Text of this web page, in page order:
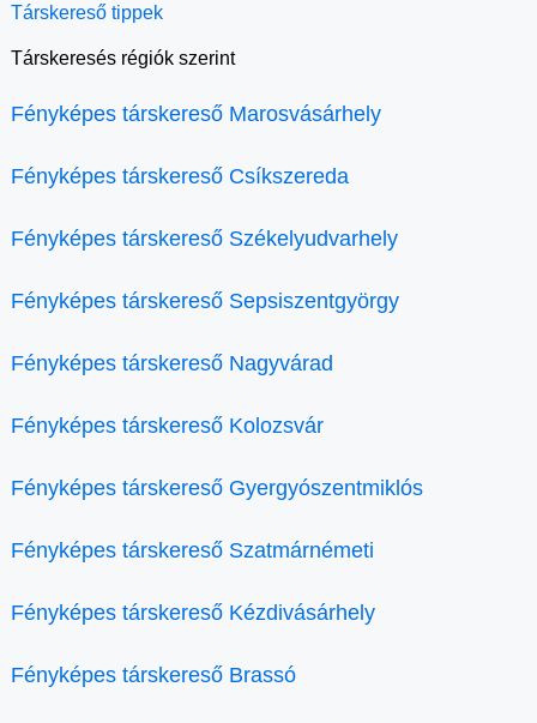
Társkereső tippek
Társkeresés régiók szerint
Fényképes társkereső Marosvásárhely
Fényképes társkereső Csíkszereda
Fényképes társkereső Székelyudvarhely
Fényképes társkereső Sepsiszentgyörgy
Fényképes társkereső Nagyvárad
Fényképes társkereső Kolozsvár
Fényképes társkereső Gyergyószentmiklós
Fényképes társkereső Szatmárnémeti
Fényképes társkereső Kézdivásárhely
Fényképes társkereső Brassó